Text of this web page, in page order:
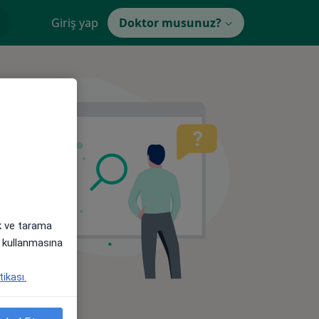
Giriş yap Doktor musunuz?
ve tarama